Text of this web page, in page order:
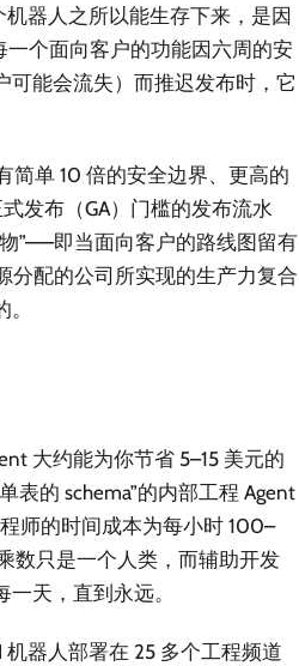
器人之所以能生存下来，是因
一个面向客户的功能因六周的安
能会流失）而推迟发布时，它
简单 10 倍的安全边界、更高的
发布（GA）门槛的发布流水
”——即当面向客户的路线图留有
分配的公司所实现的生产力复合
大约能为你节省 5–15 美元的
表的 schema”的内部工程 Agent
师的时间成本为每小时 100–
数只是一个人类，而辅助开发
天，直到永远。
器人部署在 25 多个工程频道